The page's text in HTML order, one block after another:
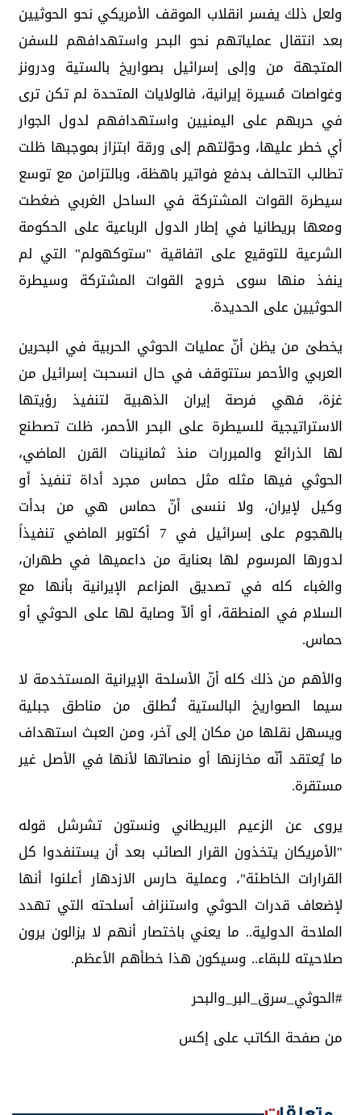
ولعل ذلك يفسر انقلاب الموقف الأمريكي نحو الحوثيين
بعد انتقال عملياتهم نحو البحر واستهدافهم للسفن
المتجهة من وإلى إسرائيل بصواريخ بالستية ودرونز
وغواصات مُسيرة إيرانية، فالولايات المتحدة لم تكن ترى
في حربهم على اليمنيين واستهدافهم لدول الجوار
أي خطر عليها، وحوّلتهم إلى ورقة ابتزاز بموجبها ظلت
تطالب التحالف بدفع فواتير باهظة، وبالتزامن مع توسع
سيطرة القوات المشتركة في الساحل الغربي ضغطت
ومعها بريطانيا في إطار الدول الرباعية على الحكومة
الشرعية للتوقيع على اتفاقية "ستوكهولم" التي لم
ينفذ منها سوى خروج القوات المشتركة وسيطرة
الحوثيين على الحديدة.
يخطئ من يظن أنّ عمليات الحوثي الحربية في البحرين
العربي والأحمر ستتوقف في حال انسحبت إسرائيل من
غزة، فهي فرصة إيران الذهبية لتنفيذ رؤيتها
الاستراتيجية للسيطرة على البحر الأحمر، ظلت تصطنع
لها الذرائع والمبررات منذ ثمانينات القرن الماضي،
الحوثي فيها مثله مثل حماس مجرد أداة تنفيذ أو
وكيل لإيران، ولا ننسى أنّ حماس هي من بدأت
بالهجوم على إسرائيل في 7 أكتوبر الماضي تنفيذاً
لدورها المرسوم لها بعناية من داعميها في طهران،
والغباء كله في تصديق المزاعم الإيرانية بأنها مع
السلام في المنطقة، أو ألاّ وصاية لها على الحوثي أو
حماس.
والأهم من ذلك كله أنّ الأسلحة الإيرانية المستخدمة لا
سيما الصواريخ البالستية تُطلق من مناطق جبلية
ويسهل نقلها من مكان إلى آخر، ومن العبث استهداف
ما يُعتقد أنّه مخازنها أو منصاتها لأنها في الأصل غير
مستقرة.
يروى عن الزعيم البريطاني ونستون تشرشل قوله
"الأمريكان يتخذون القرار الصائب بعد أن يستنفدوا كل
القرارات الخاطئة"، وعملية حارس الازدهار أعلنوا أنها
لإضعاف قدرات الحوثي واستنزاف أسلحته التي تهدد
الملاحة الدولية.. ما يعني باختصار أنهم لا يزالون يرون
صلاحيته للبقاء.. وسيكون هذا خطأهم الأعظم.
#الحوثي_سرق_البر_والبحر
من صفحة الكاتب على إكس